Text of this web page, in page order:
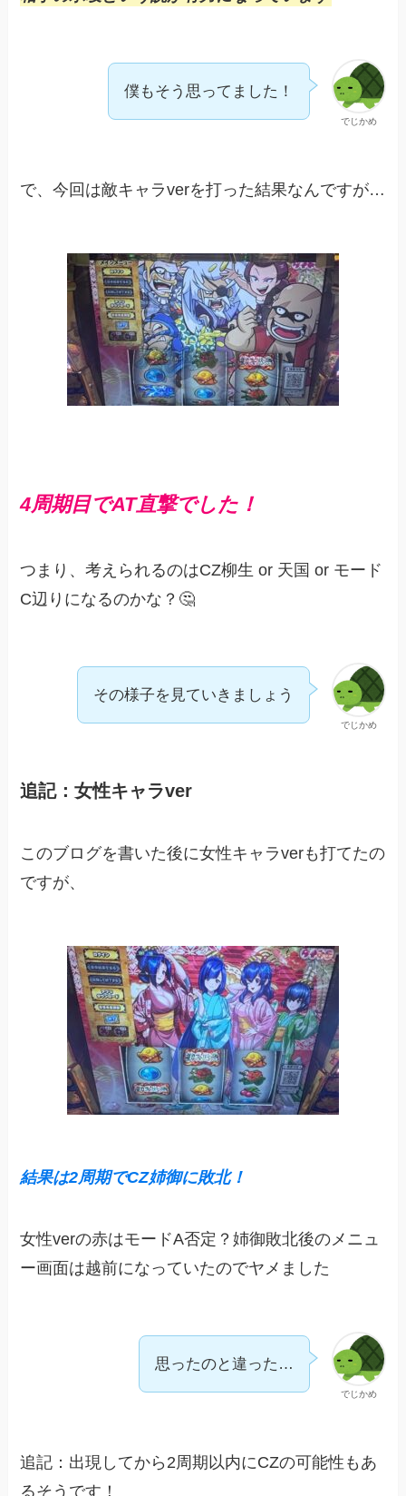
でじかめ
僕もそう思ってました！
で、今回は敵キャラverを打った結果なんですが…
4周期目でAT直撃でした！
つまり、考えられるのはCZ柳生 or 天国 or モード
C辺りになるのかな？🤔
でじかめ
その様子を見ていきましょう
追記：女性キャラver
このブログを書いた後に女性キャラverも打てたの
ですが、
結果は2周期でCZ姉御に敗北！
女性verの赤はモードA否定？姉御敗北後のメニュ
ー画面は越前になっていたのでヤメました
でじかめ
思ったのと違った…
追記：出現してから2周期以内にCZの可能性もあ
るそうです！